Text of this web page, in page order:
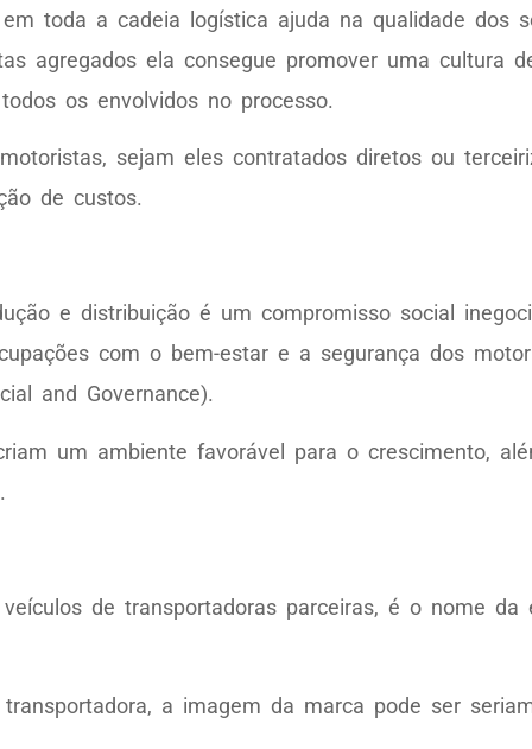
toda a cadeia logística ajuda na qualidade dos
agregados ela consegue promover uma cultura
os envolvidos no processo.
sejam eles contratados diretos ou
de custos.
e distribuição é um compromisso social
com o bem-estar e a segurança dos
and Governance).
um ambiente favorável para o crescimento,
de transportadoras parceiras, é o nome da
a imagem da marca pode ser